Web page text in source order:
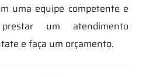
uma equipe competente e
um atendimento
e faça um orçamento.